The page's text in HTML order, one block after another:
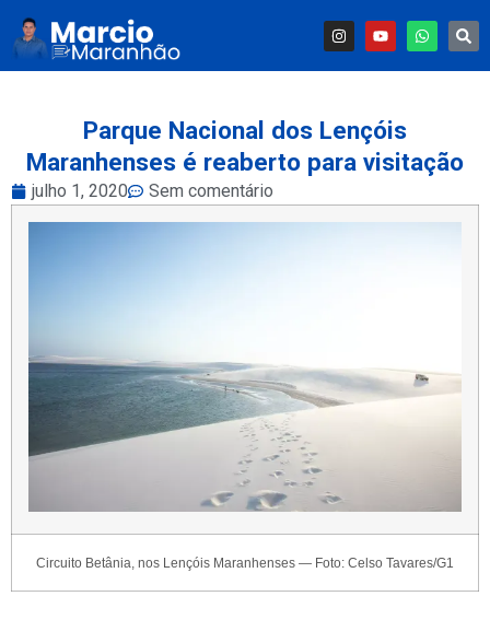
Parque Nacional dos Lençóis
Maranhenses é reaberto para visitação
julho 1, 2020 Sem comentário
Circuito Betânia, nos Lençóis Maranhenses — Foto: Celso Tavares/G1